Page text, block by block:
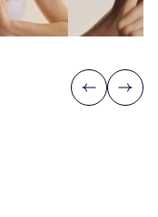
Previous
Next